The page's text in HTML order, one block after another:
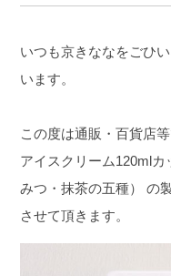
いつも京きななをごひ
います。
この度は通販・百貨店
アイスクリーム120ml
みつ・抹茶の五種） の
させて頂きます。